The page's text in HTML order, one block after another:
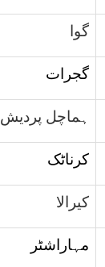
گوا
گجرات
ہماچل پردیش
کرناٹک
کیرالا
مہاراشٹر